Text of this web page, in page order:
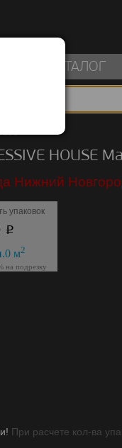
КАТАЛОГ
HOUSE
Нижний
упаковок
p
0 м2
на подрезку
При расчете кол-ва